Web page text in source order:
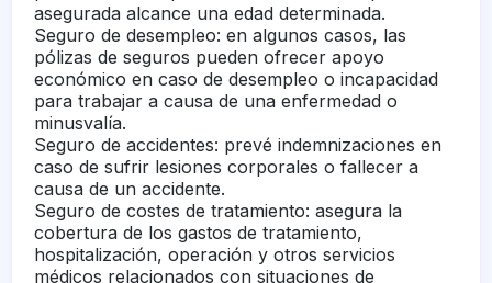
asegurada alcance una edad determinada.
Seguro de desempleo: en algunos casos, las
pólizas de seguros pueden ofrecer apoyo
económico en caso de desempleo o incapacidad
para trabajar a causa de una enfermedad o
minusvalía.
Seguro de accidentes: prevé indemnizaciones en
caso de sufrir lesiones corporales o fallecer a
causa de un accidente.
Seguro de costes de tratamiento: asegura la
cobertura de los gastos de tratamiento,
hospitalización, operación y otros servicios
médicos relacionados con situaciones de